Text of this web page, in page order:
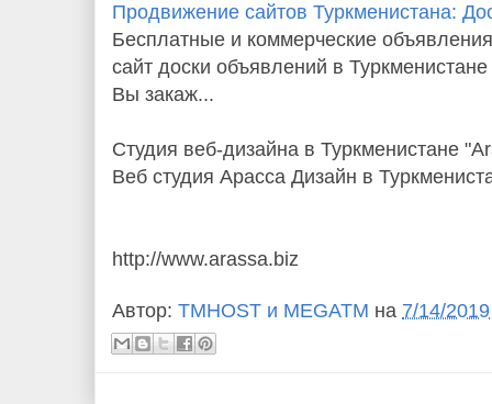
Продвижение сайтов Туркменистана:
Бесплатные и коммерческие
сайт доски объявлений в
Вы закаж...
Студия веб-дизайна в Туркменистане
Веб студия Арасса Дизайн в
http://www.arassa.biz
Автор: TMHOST и MEGATM на 7/14/2019